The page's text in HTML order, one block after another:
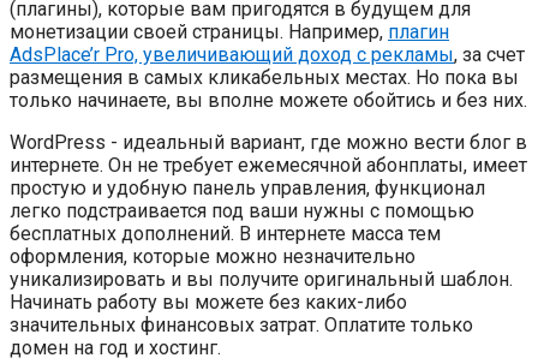
(плагины), которые вам пригодятся в будущем для
монетизации своей страницы. Например, плагин
AdsPlace’r Pro, увеличивающий доход с рекламы, за счет
размещения в самых кликабельных местах. Но пока вы
только начинаете, вы вполне можете обойтись и без них.
WordPress - идеальный вариант, где можно вести блог в
интернете. Он не требует ежемесячной абонплаты, имеет
простую и удобную панель управления, функционал
легко подстраивается под ваши нужны с помощью
бесплатных дополнений. В интернете масса тем
оформления, которые можно незначительно
уникализировать и вы получите оригинальный шаблон.
Начинать работу вы можете без каких-либо
значительных финансовых затрат. Оплатите только
домен на год и хостинг.